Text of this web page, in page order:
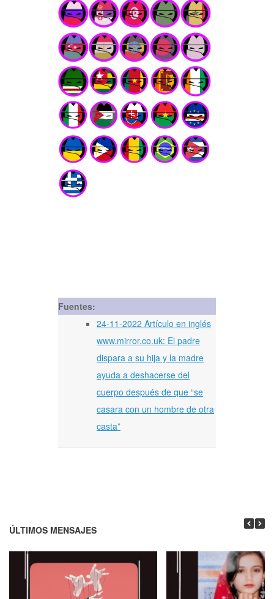
Fuentes:
24-11-2022 Artículo en inglés
www.mirror.co.uk: El padre
dispara a su hija y la madre
ayuda a deshacerse del
cuerpo después de que “se
casara con un hombre de otra
casta”
ÚLTIMOS MENSAJES